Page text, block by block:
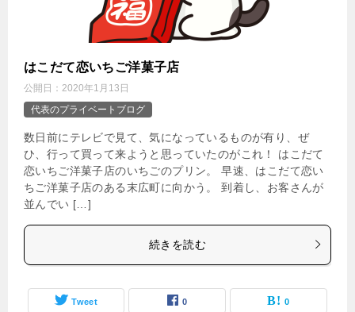
はこだて恋いちご洋菓子店
公開日： 2020年1月13日
代表のプライベートブログ
数日前にテレビで見て、気になっているものが有り、ぜ
ひ、行って買って来ようと思っていたのがこれ！ はこだて
恋いちご洋菓子店のいちごのプリン。 早速、はこだて恋い
ちご洋菓子店のある末広町に向かう。 到着し、お客さんが
並んでい […]
続きを読む
Tweet 0 0